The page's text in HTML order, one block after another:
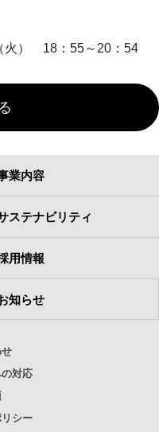
火） 18：55～20：54
業内容
ステナビリティ
用情報
知らせ
対応
シー